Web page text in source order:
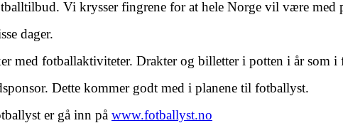
Vi krysser fingrene for at hele Norge vil være med
dager.
med fotballaktiviteter. Drakter og billetter i potten i år som i
Dette kommer godt med i planene til fotballyst.
er gå inn på www.fotballyst.no